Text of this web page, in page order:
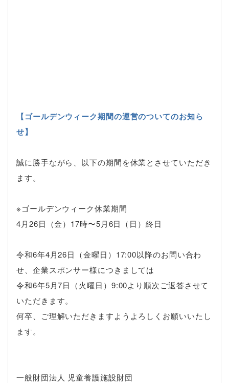
【ゴールデンウィーク期間の運営のついてのお知ら
せ】
誠に勝手ながら、以下の期間を休業とさせていただき
ます。
※ゴールデンウィーク休業期間
4月26日（金）17時〜5月6日（日）終日
令和6年4月26日（金曜日）17:00以降のお問い合わ
せ、企業スポンサー様につきましては
令和6年5月7日（火曜日）9:00より順次ご返答させて
いただきます。
何卒、ご理解いただきますようよろしくお願いいたし
ます。
一般財団法人 児童養護施設財団